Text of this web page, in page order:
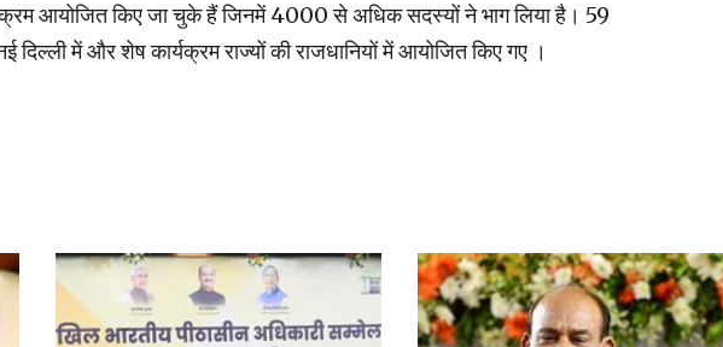
आयोजित किए जा चुके हैं जिनमें 4000 से अधिक सदस्यों ने भाग लिया है। 59
दिल्ली में और शेष कार्यक्रम राज्यों की राजधानियों में आयोजित किए गए ।